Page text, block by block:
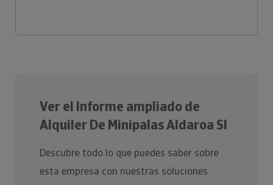
Ver el Informe ampliado de
Alquiler De Minipalas Aldaroa Sl
Descubre todo lo que puedes saber sobre
esta empresa con nuestras soluciones